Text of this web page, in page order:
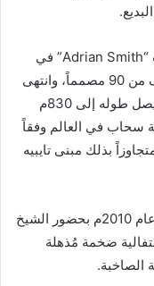
وقد أبدع المهندس المعماري آدريان سميث “Adrian Smith” في
بناء هذا البرج بالتعاون مع فريقه الذي يتألف من 90 مصمماً، وانتهى
من تصميم الهيكل الخارجي عام 2009م، ليصل طوله إلى 830م
سحاب في العالم وفقاً
بذلك مبنى تايبيه
بينما كان الافتتاح الرسمي للبُرج في بداية عام 2010م بحضور الشيخ
ضخمة مُذهلة
الصاخبة.